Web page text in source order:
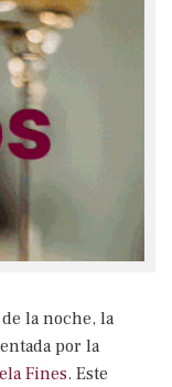
la noche, la
por la
Fines. Este